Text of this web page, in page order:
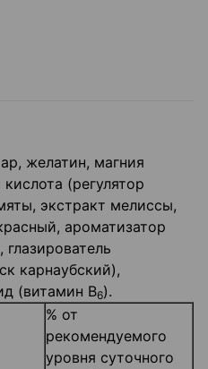
желатин, магния
(регулятор
экстракт мелиссы,
ароматизатор
карнаубский),
(витамин В6).
% от
рекомендуемого
уровня суточного